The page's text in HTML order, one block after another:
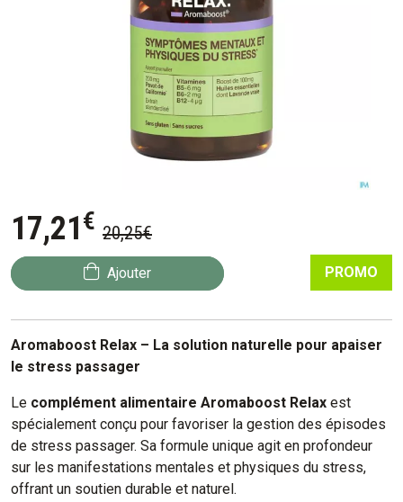
17,21€ 20,25€
Ajouter PROMO
Aromaboost Relax – La solution naturelle pour apaiser
le stress passager
Le complément alimentaire Aromaboost Relax est
spécialement conçu pour favoriser la gestion des épisodes
de stress passager. Sa formule unique agit en profondeur
sur les manifestations mentales et physiques du stress,
offrant un soutien durable et naturel.